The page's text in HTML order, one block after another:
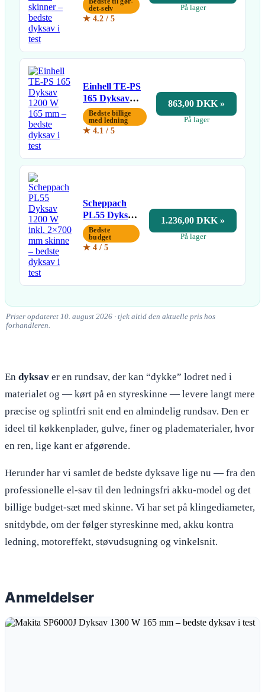
HP Dyksav
inkl. 2
det-selv
★ 4.2 / 5
På lager
Einhell TE-PS
165 Dyksav
1200 W 165
mm
Bedste billige
med ledning
★ 4.1 / 5
863,00 DKK »
På lager
Scheppach
PL55 Dyksav
1200 W inkl.
2×700 mm
skinne
Bedste
budget
★ 4 / 5
1.236,00 DKK »
På lager
Priser opdateret 10. august 2026 · tjek altid den aktuelle pris hos
forhandleren.
En dyksav er en rundsav, der kan “dykke” lodret ned i
materialet og — kørt på en styreskinne — levere langt mere
præcise og splintfri snit end en almindelig rundsav. Den er
ideel til køkkenplader, gulve, finer og pladematerialer, hvor
en ren, lige kant er afgørende.
Herunder har vi samlet de bedste dyksave lige nu — fra den
professionelle el-sav til den ledningsfri akku-model og det
billige budget-sæt med skinne. Vi har set på klingediameter,
snitdybde, om der følger styreskinne med, akku kontra
ledning, motoreffekt, støvudsugning og vinkelsnit.
Anmeldelser